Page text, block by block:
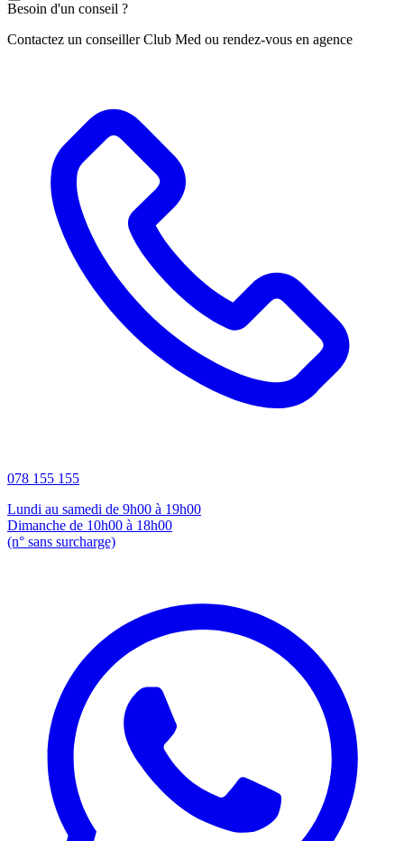
Besoin d'un conseil ?
Contactez un conseiller Club Med ou rendez-vous en agence
078 155 155
Lundi au samedi de 9h00 à 19h00
Dimanche de 10h00 à 18h00
(n° sans surcharge)